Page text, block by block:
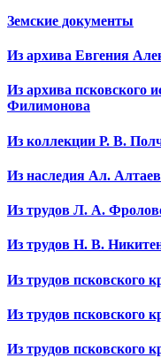
Земские документы
Из архива Евгения
Из архива псковского
Филимонова
Из коллекции Р. В.
Из наследия Ал.
Из трудов Л. А.
Из трудов Н. В.
Из трудов псковского
Из трудов псковского
Из трудов псковского